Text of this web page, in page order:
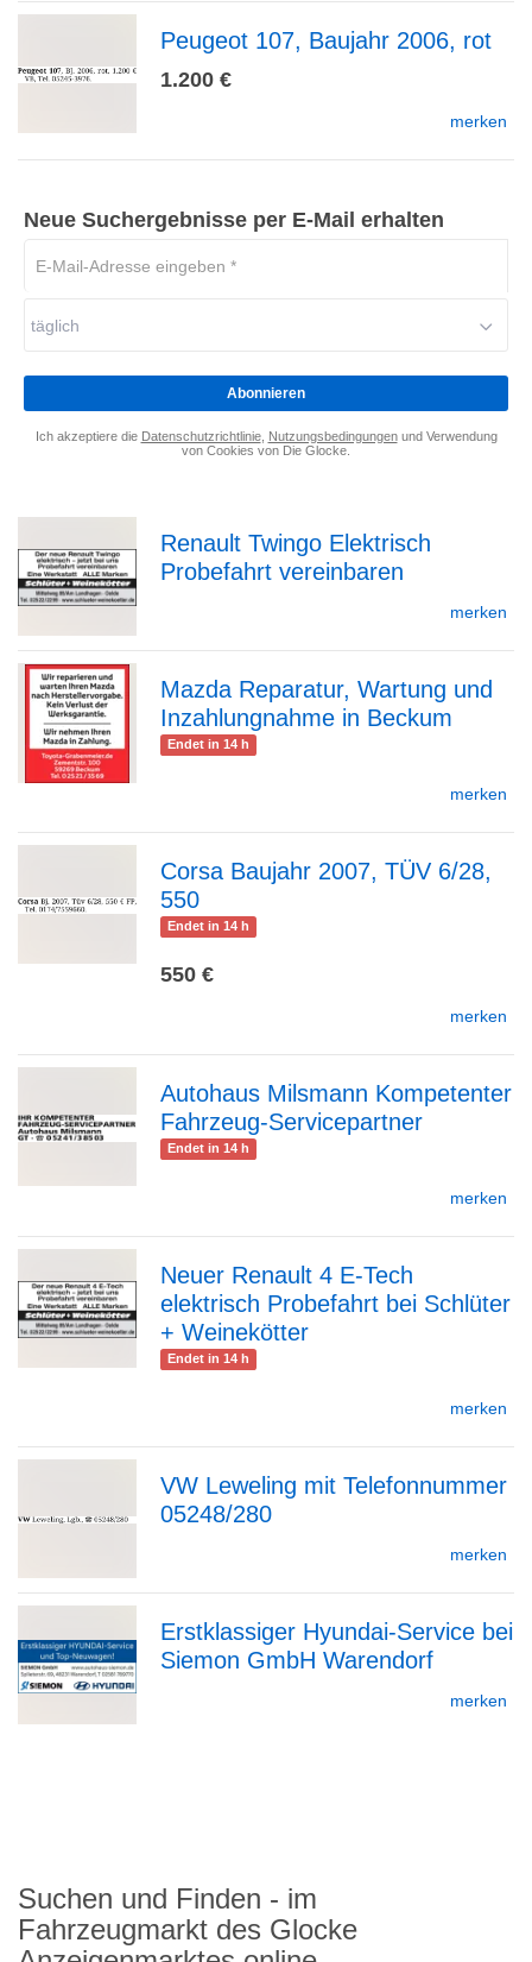
Detailseite
zur
Peugeot 107, Baujahr 2006, rot
1.200 €
merken
Neue Suchergebnisse per E-Mail erhalten
Adresse
*
täglich
Abonnieren
Ich akzeptiere die Datenschutzrichtlinie, Nutzungsbedingungenund Verwendung
von Cookies von Die Glocke.
zur
Detailseite
Renault Twingo Elektrisch
Probefahrt vereinbaren
merken
Mazda Reparatur, Wartung und
Inzahlungnahme in Beckum
Endet in 14 h
merken
zur
Corsa Baujahr 2007, TÜV 6/28,
550
Endet in 14 h
550 €
merken
Autohaus Milsmann Kompetenter
Fahrzeug-Servicepartner
Endet in 14 h
merken
zur
Neuer Renault 4 E-Tech
elektrisch Probefahrt bei Schlüter
+ Weinekötter
Endet in 14 h
merken
zur
Detailseite
VW Leweling mit Telefonnummer
05248/280
merken
zur
Erstklassiger Hyundai-Service bei
Siemon GmbH Warendorf
merken
oben
Suchen und Finden - im
Fahrzeugmarkt des Glocke